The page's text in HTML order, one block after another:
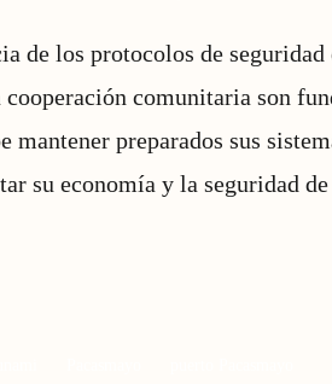
de los protocolos de seguridad
comunitaria son
mantener preparados sus
su economía y la seguridad